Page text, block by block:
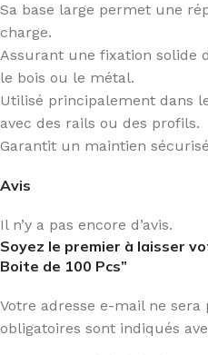
Sa base large permet une
charge.
Assurant une fixation solide
le bois ou le métal.
Utilisé principalement dans
avec des rails ou des profils.
Garantit un maintien
Avis
Il n’y a pas encore d’avis.
Soyez le premier à laisser
Boite de 100 Pcs”
Votre adresse e-mail ne sera
obligatoires sont indiqués